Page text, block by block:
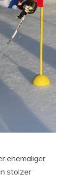
ehemaliger
stolzer